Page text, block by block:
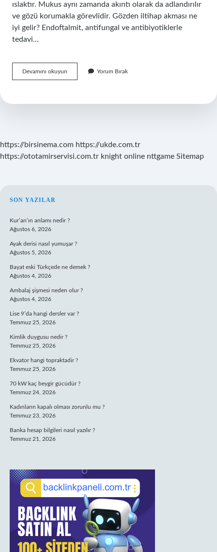
ıslaktır. Mukus aynı zamanda akıntı olarak da adlandırılır
ve gözü korumakla görevlidir. Gözden iltihap akması ne
iyi gelir? Endoftalmit, antifungal ve antibiyotiklerle
tedavi…
Devamını okuyun
Sümüksü
Nasıl
Yorum Bırak
https://birsinema.com https://ukde.com.tr
https://ototamirservisi.com.tr knight online nttgame Sitemap
SIDEBAR
SON YAZILAR
Kur’an’ın anlamı nedir ?
Ağustos 6, 2026
Ayak derisi nasıl yumuşar ?
Ağustos 5, 2026
Bayat eski Türkçede ne demek ?
Ağustos 4, 2026
Ambalaj şişmesi neden olur ?
Ağustos 4, 2026
Lise 9’da hangi dersler var ?
Temmuz 25, 2026
Kimlik duygusu nedir ?
Temmuz 25, 2026
Ekvator hangi topraktadir ?
Temmuz 25, 2026
70 kW kaç beygir gücüdür ?
Temmuz 24, 2026
Kadınların kapalı olması zorunlu mu ?
Temmuz 23, 2026
Banka hesap bilgileri nasıl yazılır ?
Temmuz 21, 2026